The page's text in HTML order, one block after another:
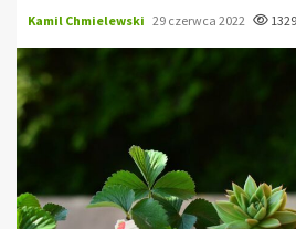
Kamil Chmielewski 29 czerwca 2022 1329